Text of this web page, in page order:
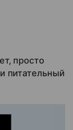
просто
питательный